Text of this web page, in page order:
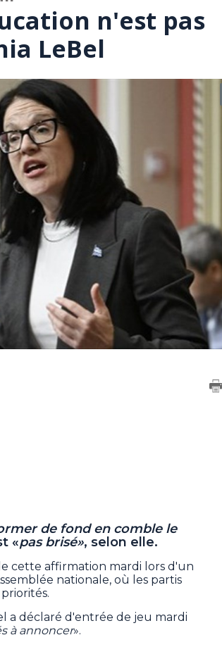
n'est pas
LeBel
de fond en comble le
«pas brisé», selon elle.
cette affirmation mardi lors d'un
nationale, où les partis
a déclaré d'entrée de jeu mardi
à annoncer».